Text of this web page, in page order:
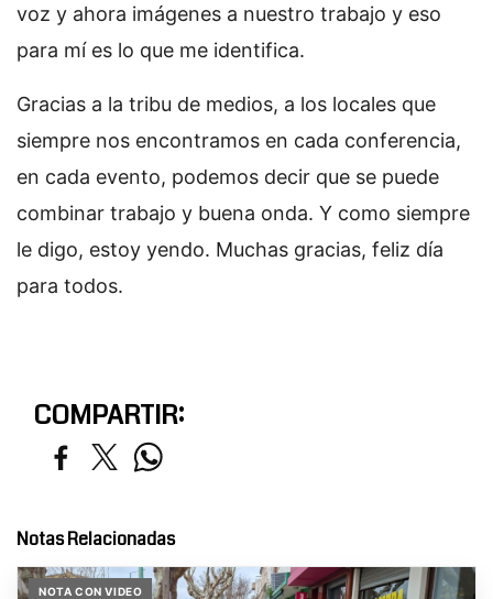
voz y ahora imágenes a nuestro trabajo y eso
para mí es lo que me identifica.
Gracias a la tribu de medios, a los locales que
siempre nos encontramos en cada conferencia,
en cada evento, podemos decir que se puede
combinar trabajo y buena onda. Y como siempre
le digo, estoy yendo. Muchas gracias, feliz día
para todos.
COMPARTIR:
Notas Relacionadas
NOTA CON VIDEO